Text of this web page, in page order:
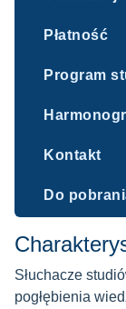
Płatność
Program
Kontakt
Do
Słuchacze
pogłębienia